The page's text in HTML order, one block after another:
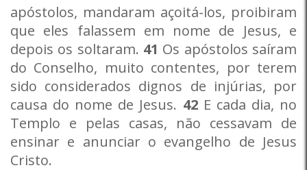
apóstolos, mandaram açoitá-los, proibiram
que eles falassem em nome de Jesus, e
depois os soltaram. 41 Os apóstolos saíram
do Conselho, muito contentes, por terem
sido considerados dignos de injúrias, por
causa do nome de Jesus. 42E cada dia, no
Templo e pelas casas, não cessavam de
ensinar e anunciar o evangelho de Jesus
Cristo.